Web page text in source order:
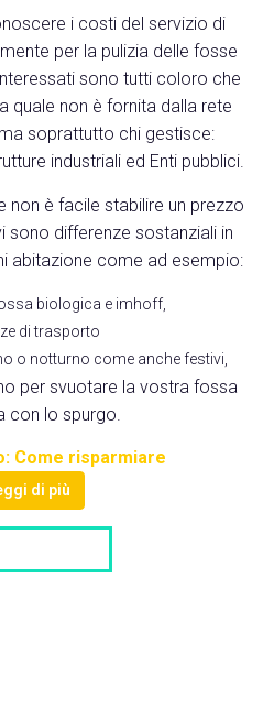
i costi del servizio di
per la pulizia delle fosse
sono tutti coloro che
quale non è fornita dalla rete
soprattutto chi gestisce:
industriali ed Enti pubblici.
non è facile stabilire un prezzo
sono differenze sostanziali in
abitazione come ad esempio:
biologica e imhoff,
di trasporto
o notturno come anche festivi,
per svuotare la vostra fossa
con lo spurgo.
Come risparmiare
di più